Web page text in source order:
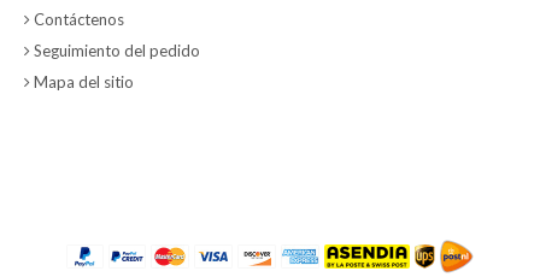
Contáctenos
Seguimiento del pedido
Mapa del sitio